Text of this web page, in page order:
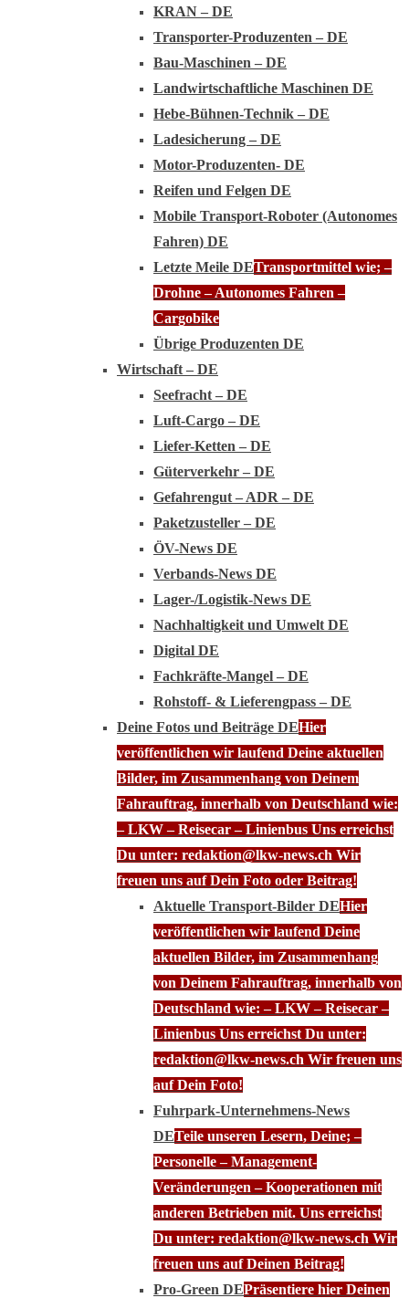
KRAN – DE
Transporter-Produzenten – DE
Bau-Maschinen – DE
Landwirtschaftliche Maschinen DE
Hebe-Bühnen-Technik – DE
Ladesicherung – DE
Motor-Produzenten- DE
Reifen und Felgen DE
Mobile Transport-Roboter (Autonomes
Fahren) DE
Letzte Meile DETransportmittel wie; –
Drohne – Autonomes Fahren –
Cargobike
Übrige Produzenten DE
Wirtschaft – DE
Seefracht – DE
Luft-Cargo – DE
Liefer-Ketten – DE
Güterverkehr – DE
Gefahrengut – ADR – DE
Paketzusteller – DE
ÖV-News DE
Verbands-News DE
Lager-/Logistik-News DE
Nachhaltigkeit und Umwelt DE
Digital DE
Fachkräfte-Mangel – DE
Rohstoff- & Lieferengpass – DE
Deine Fotos und Beiträge DEHier
veröffentlichen wir laufend Deine aktuellen
Bilder, im Zusammenhang von Deinem
Fahrauftrag, innerhalb von Deutschland wie:
– LKW – Reisecar – Linienbus Uns erreichst
Du unter: redaktion@lkw-news.ch Wir
freuen uns auf Dein Foto oder Beitrag!
Aktuelle Transport-Bilder DEHier
veröffentlichen wir laufend Deine
aktuellen Bilder, im Zusammenhang
von Deinem Fahrauftrag, innerhalb von
Deutschland wie: – LKW – Reisecar –
Linienbus Uns erreichst Du unter:
redaktion@lkw-news.ch Wir freuen uns
auf Dein Foto!
Fuhrpark-Unternehmens-News
DETeile unseren Lesern, Deine; –
Personelle – Management-
Veränderungen – Kooperationen mit
anderen Betrieben mit. Uns erreichst
Du unter: redaktion@lkw-news.ch Wir
freuen uns auf Deinen Beitrag!
Pro-Green DEPräsentiere hier Deinen